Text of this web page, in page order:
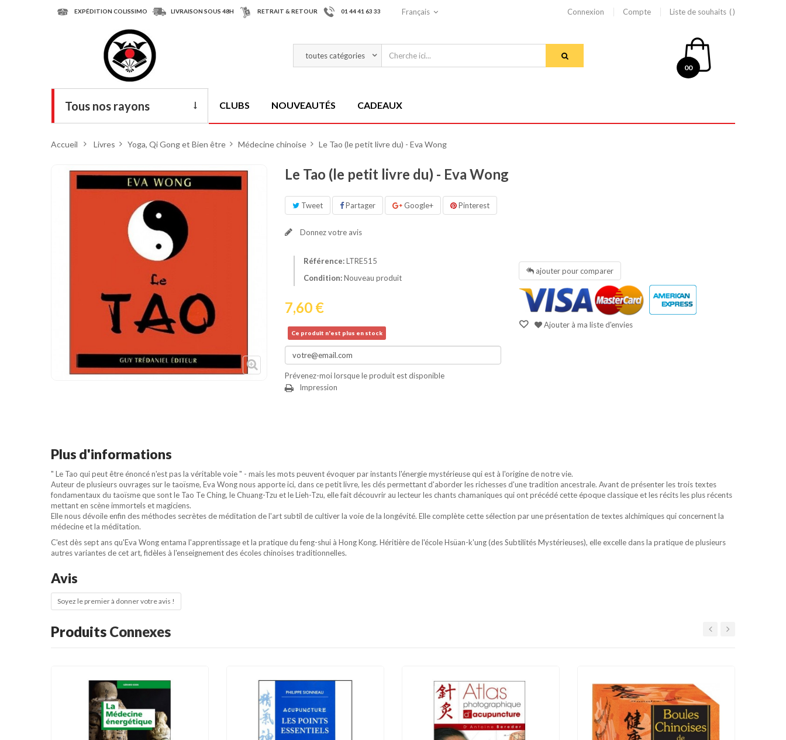
EXPÉDITION COLISSIMO LIVRAISON SOUS 48H RETRAIT & RETOUR 01 44 41 63 33 Français Connexion Compte Liste de souhaits
00
Tous nos rayons
Armes
Chaussures
Protections
Accessoires
Tatamis
Décoration
CLUBS NOUVEAUTÉS CADEAUX
Accueil > Livres > Yoga, Qi Gong et Bien être > Médecine chinoise > Le Tao (le petit livre du) - Eva Wong
Le Tao (le petit livre du) - Eva Wong
Tweet Partager Google+ Pinterest
Donnez votre avis
Référence:LTRE515
Condition:Nouveau produit
7,60 €
Ce produit n'est plus en stock
Prévenez-moi lorsque le produit est disponible
Impression
ajouter pour comparer
Ajouter à ma liste d'envies
Plus d'informations
" Le Tao qui peut être énoncé n'est pas la véritable voie " - mais les mots peuvent évoquer par instants l'énergie mystérieuse qui est à l'origine de notre vie.
Auteur de plusieurs ouvrages sur le taoïsme, Eva Wong nous apporte ici, dans ce petit livre, les clés permettant d'aborder les richesses d'une tradition ancestrale. Avant de présenter les trois textes
fondamentaux du taoïsme que sont le Tao Te Ching, le Chuang-Tzu et le Lieh-Tzu, elle fait découvrir au lecteur les chants chamaniques qui ont précédé cette époque classique et les récits les plus récents
mettant en scène immortels et magiciens.
Elle nous dévoile enfin des méthodes secrètes de méditation de l'art subtil de cultiver la voie de la longévité. Elle complète cette sélection par une présentation de textes alchimiques qui concernent la
médecine et la méditation.
C'est dès sept ans qu'Eva Wong entama l'apprentissage et la pratique du feng-shui à Hong Kong. Héritière de l'école Hsüan-k'ung (des Subtilités Mystérieuses), elle excelle dans la pratique de plusieurs
autres variantes de cet art, fidèles à l'enseignement des écoles chinoises traditionnelles.
Avis
Soyez le premier à donner votre avis !
Produits Connexes